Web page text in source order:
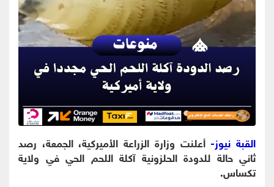
القبة نيوز-أعلنت وزارة الزراعة الأميركية، الجمعة، رصد
ثاني حالة للدودة الحلزونية آكلة اللحم الحي في ولاية
تكساس.